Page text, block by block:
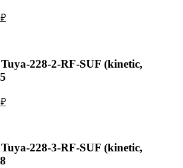
₽Текущая
228-2-RF-SUF (kinetic,
₽Текущая
228-3-RF-SUF (kinetic,